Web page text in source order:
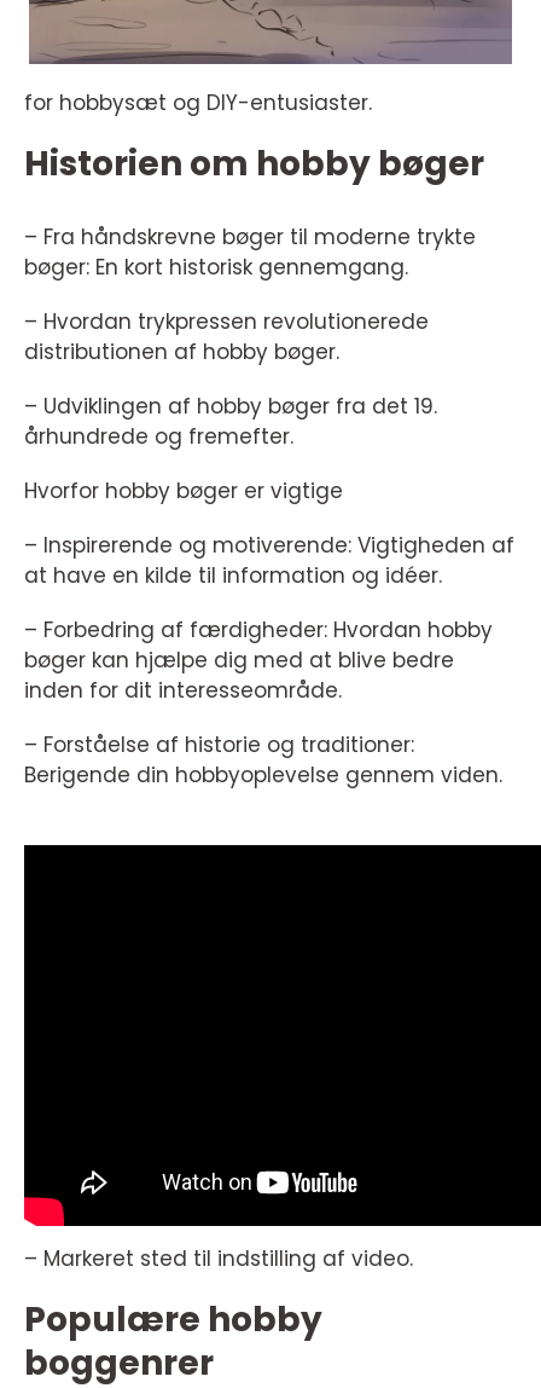
for hobbysæt og DIY-entusiaster.
Historien om hobby bøger
– Fra håndskrevne bøger til moderne trykte
bøger: En kort historisk gennemgang.
– Hvordan trykpressen revolutionerede
distributionen af hobby bøger.
– Udviklingen af hobby bøger fra det 19.
århundrede og fremefter.
Hvorfor hobby bøger er vigtige
– Inspirerende og motiverende: Vigtigheden af
at have en kilde til information og idéer.
– Forbedring af færdigheder: Hvordan hobby
bøger kan hjælpe dig med at blive bedre
inden for dit interesseområde.
– Forståelse af historie og traditioner:
Berigende din hobbyoplevelse gennem viden.
– Markeret sted til indstilling af video.
Populære hobby
boggenrer